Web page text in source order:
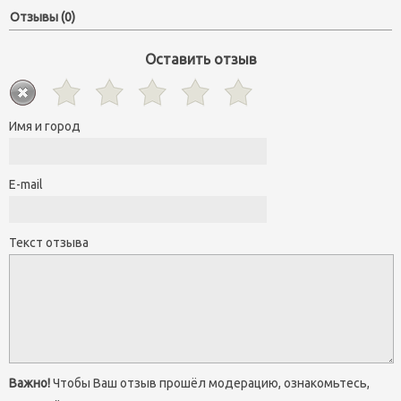
Отзывы (0)
Оставить отзыв
Имя и город
E-mail
Текст отзыва
Важно!Чтобы Ваш отзыв прошёл модерацию, ознакомьтесь,